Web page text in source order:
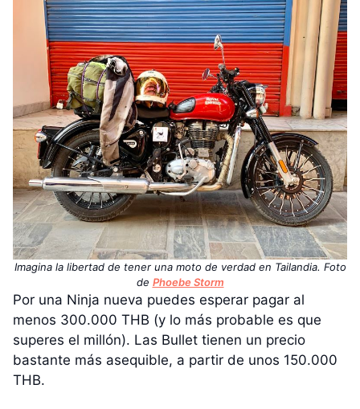
Imagina la libertad de tener una moto de verdad en Tailandia. Foto
de Phoebe Storm
Por una Ninja nueva puedes esperar pagar al
menos 300.000 THB (y lo más probable es que
superes el millón). Las Bullet tienen un precio
bastante más asequible, a partir de unos 150.000
THB.